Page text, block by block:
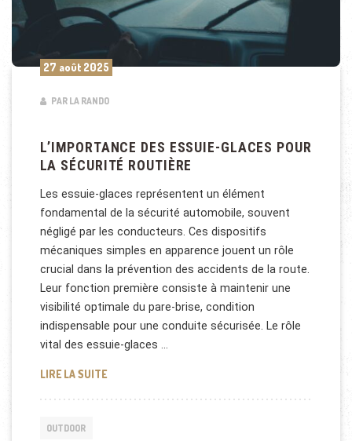
27 août 2025
PAR LA RANDO
L’IMPORTANCE DES ESSUIE-GLACES POUR
LA SÉCURITÉ ROUTIÈRE
Les essuie-glaces représentent un élément
fondamental de la sécurité automobile, souvent
négligé par les conducteurs. Ces dispositifs
mécaniques simples en apparence jouent un rôle
crucial dans la prévention des accidents de la route.
Leur fonction première consiste à maintenir une
visibilité optimale du pare-brise, condition
indispensable pour une conduite sécurisée. Le rôle
vital des essuie-glaces …
LIRE LA SUITEL’IMPORTANCE DES ESSUIE-GLACES POUR LA
OUTDOOR